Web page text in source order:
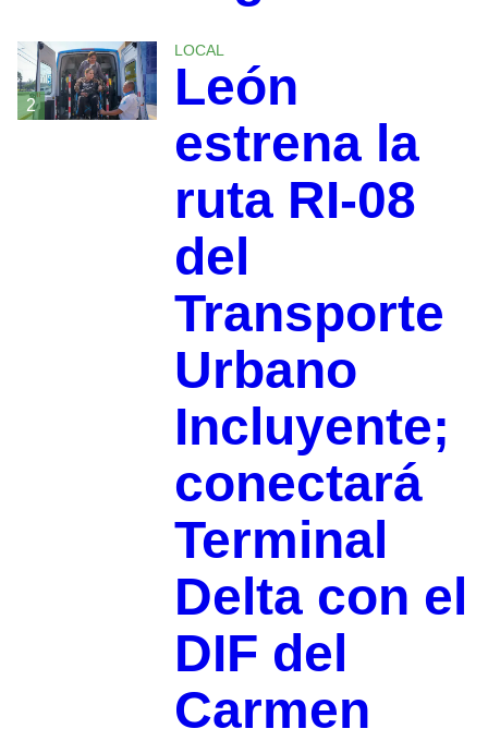
2
LOCAL
León
estrena la
ruta RI-08
del
Transporte
Urbano
Incluyente;
conectará
Terminal
Delta con el
DIF del
Carmen